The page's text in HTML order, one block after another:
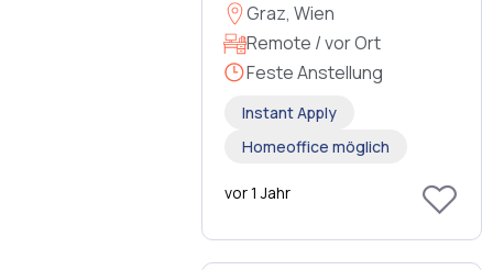
Graz, Wien
Remote / vor Ort
Feste Anstellung
Instant Apply
Homeoffice möglich
vor 1 Jahr